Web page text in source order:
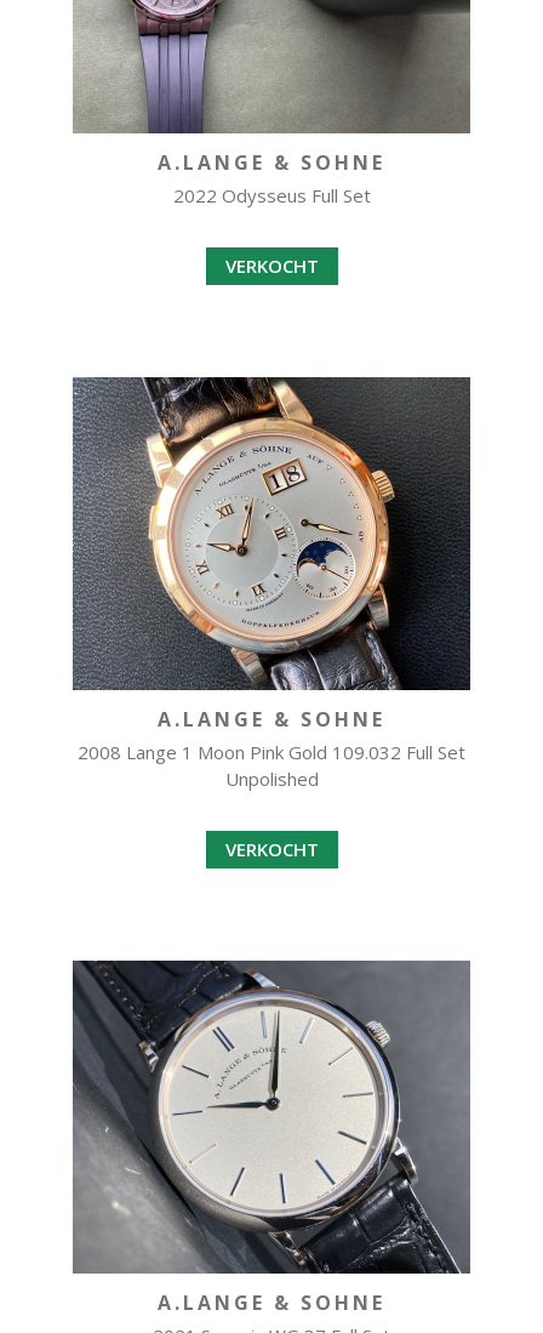
A.LANGE & SOHNE
2022 Odysseus Full Set
VERKOCHT
A.LANGE & SOHNE
2008 Lange 1 Moon Pink Gold 109.032 Full Set
Unpolished
VERKOCHT
A.LANGE & SOHNE